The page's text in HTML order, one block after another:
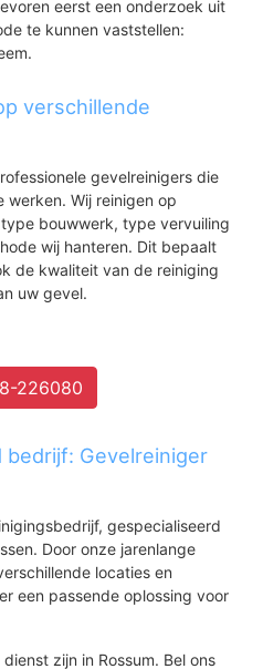
eerst een onderzoek uit
te kunnen vaststellen:
verschillende
gevelreinigers die
werken. Wij reinigen op
bouwwerk, type vervuiling
wij hanteren. Dit bepaalt
de kwaliteit van de reiniging
uw gevel.
226080
Gevelreiniger
gespecialiseerd
Door onze jarenlange
locaties en
een passende oplossing voor
zijn in Rossum. Bel ons